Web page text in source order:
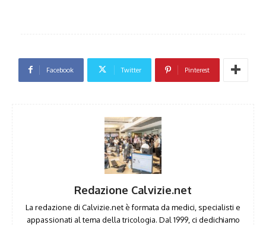
Facebook Twitter Pinterest
Redazione Calvizie.net
La redazione di Calvizie.net è formata da medici, specialisti e
appassionati al tema della tricologia. Dal 1999, ci dedichiamo